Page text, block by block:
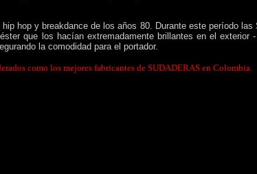
hop y breakdance de los años 80. Durante este período las
que los hacían extremadamente brillantes en el exterior
la comodidad para el portador.
como los mejores fabricantes de SUDADERAS en Colombia.